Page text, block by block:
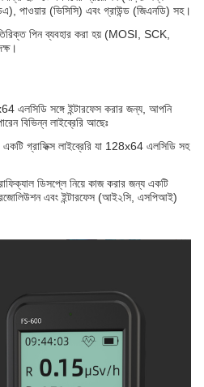
পাওয়ার (ভিসিসি) এবং গ্রাউন্ড (জিএনডি) সহ।
পিন ব্যবহার করা হয় (MOSI, SCK,
এলসিডি সঙ্গে ইন্টারফেস করার জন্য, আপনি
বিভিন্ন লাইব্রেরি আছেঃ
একটি গ্রাফিক্স লাইব্রেরি যা 128x64 এলসিডি সহ
ডিসপ্লে নিয়ে কাজ করার জন্য একটি
এবং ইন্টারফেস (আই২সি, এসপিআই)